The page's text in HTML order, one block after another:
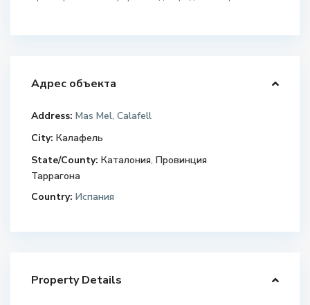
Адрес объекта
Address: Mas Mel, Calafell
City: Калафель
State/County: Каталония,Провинция
Таррагона
Country: Испания
Property Details